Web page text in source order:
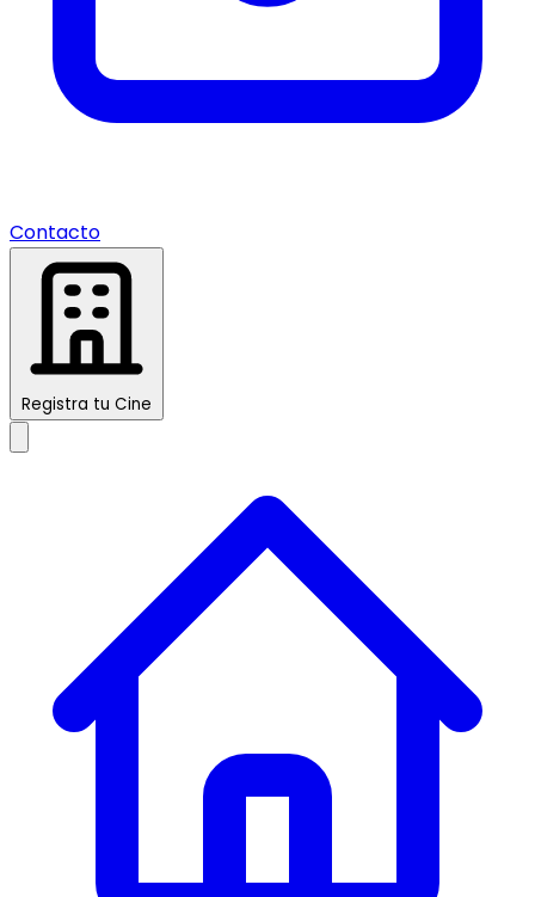
Contacto
Registra tu Cine